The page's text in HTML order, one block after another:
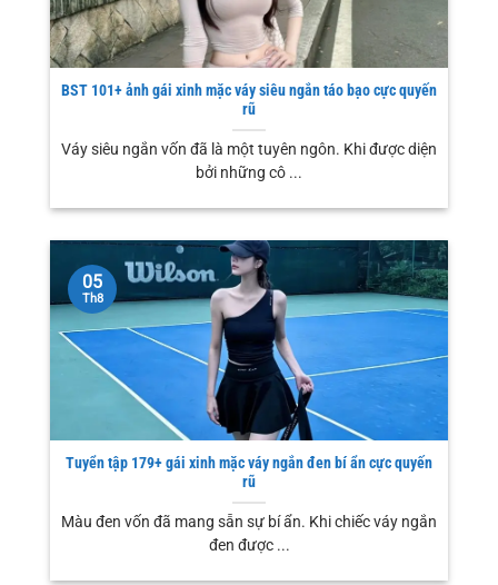
BST 101+ ảnh gái xinh mặc váy siêu ngắn táo bạo cực quyến
rũ
Váy siêu ngắn vốn đã là một tuyên ngôn. Khi được diện
bởi những cô ...
Tuyển tập 179+ gái xinh mặc váy ngắn đen bí ẩn cực quyến
rũ
Màu đen vốn đã mang sẵn sự bí ẩn. Khi chiếc váy ngắn
đen được ...
05
Th8